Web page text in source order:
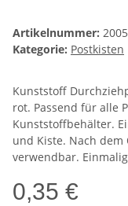
Artikelnummer:
Kategorie: Postkisten
Kunststoff
rot. Passend für alle
Kunststoffbehälter.
und Kiste. Nach
verwendbar.
0,35 €